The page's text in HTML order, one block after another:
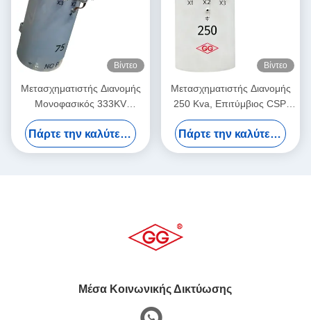
Βίντεο
Μετασχηματιστής Διανομής
Μονοφασικός 333KV
Εγκατεστημένος σε Στύλο με
Υβριδικές περιελίξεις Χαλκού-
Αλουμινίου
Πάρτε την καλύτερη τιμή
Βίντεο
Μετασχηματιστής Διανομής
250 Kva, Επιτύμβιος CSP,
Πλήρως
Αυτοπροστατευόμενος
Πάρτε την καλύτερη τιμή
Μέσα Κοινωνικής Δικτύωσης